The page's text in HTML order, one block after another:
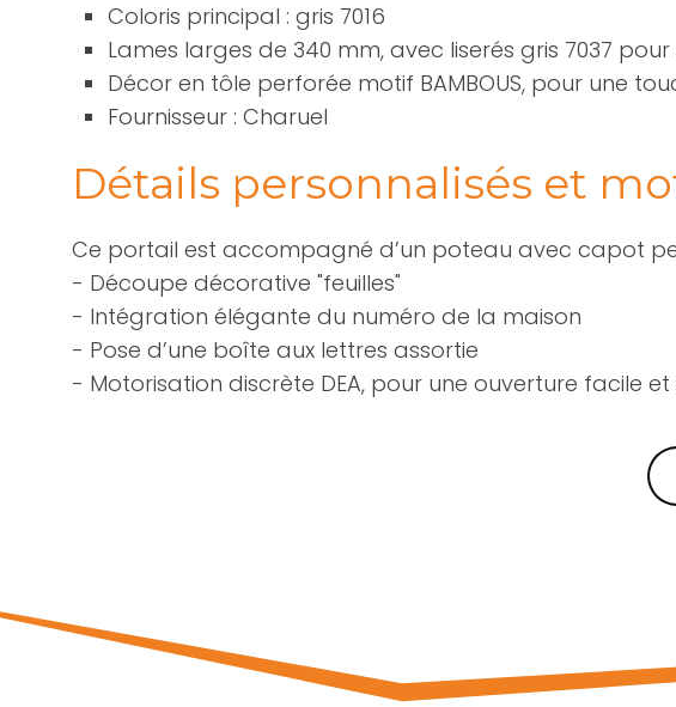
Coloris principal : gris 7016
Lames larges de 340 mm, avec liserés gris 7037
Décor en tôle perforée motif BAMBOUS, pour une
Fournisseur : Charuel
Détails personnalisés et
Ce portail est accompagné d’un poteau avec capot
- Découpe décorative "feuilles"
- Intégration élégante du numéro de la maison
- Pose d’une boîte aux lettres assortie
- Motorisation discrète DEA, pour une ouverture facile et